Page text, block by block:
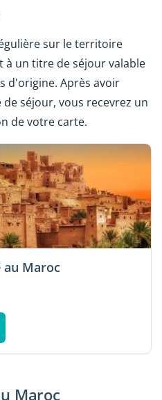
sur le territoire
à un titre de séjour valable
d'origine. Après avoir
séjour, vous recevrez un
de votre carte.
au Maroc
Maroc